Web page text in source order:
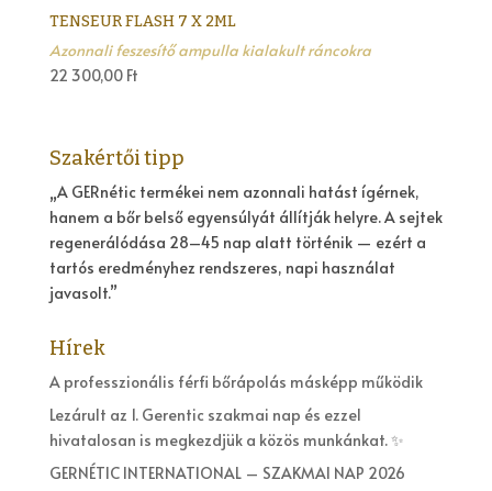
TENSEUR FLASH 7 X 2ML
Azonnali feszesítő ampulla kialakult ráncokra
22 300,00 Ft
Szakértői tipp
„A GERnétic termékei nem azonnali hatást ígérnek,
hanem a bőr belső egyensúlyát állítják helyre. A sejtek
regenerálódása 28–45 nap alatt történik — ezért a
tartós eredményhez rendszeres, napi használat
javasolt.”
Hírek
A professzionális férfi bőrápolás másképp működik
Lezárult az 1. Gerentic szakmai nap és ezzel
hivatalosan is megkezdjük a közös munkánkat. ✨
GERNÉTIC INTERNATIONAL – SZAKMAI NAP 2026